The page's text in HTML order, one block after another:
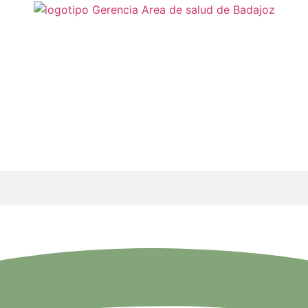
la salud frente a las